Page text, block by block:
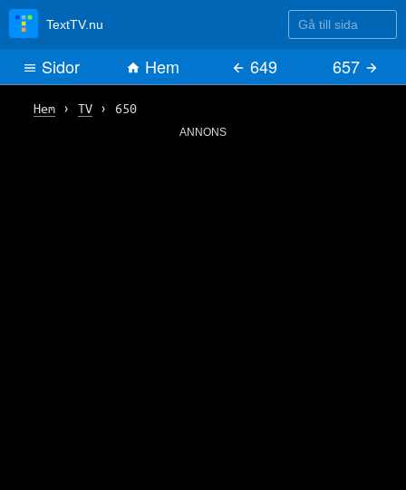
Hem› TV› 650
ANNONS
TextTV.nu Gå till sida
Sidor Hem 649 657